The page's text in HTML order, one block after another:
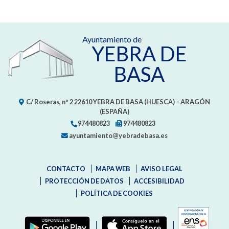
Ayuntamiento de
YEBRA DE
BASA
C/ Roseras, nº 222610YEBRA DE BASA (HUESCA) - ARAGÓN
(ESPAÑA)
974480823
974480823
ayuntamiento@yebradebasa.es
CONTACTO MAPA WEB
AVISO LEGAL
PROTECCIÓN DE DATOS
ACCESIBILIDAD
POLÍTICA DE COOKIES